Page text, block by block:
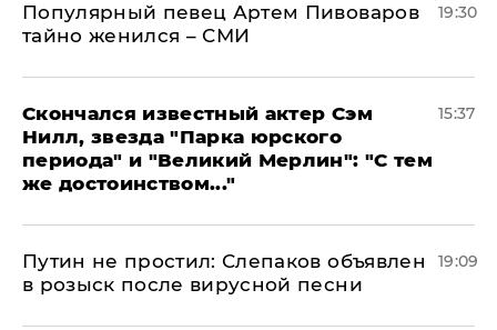
Популярный певец Артем Пивоваров
тайно женился – СМИ
19:30
Скончался известный актер Сэм
Нилл, звезда "Парка юрского
периода" и "Великий Мерлин": "С тем
же достоинством..."
15:37
Путин не простил: Слепаков объявлен
в розыск после вирусной песни
19:09